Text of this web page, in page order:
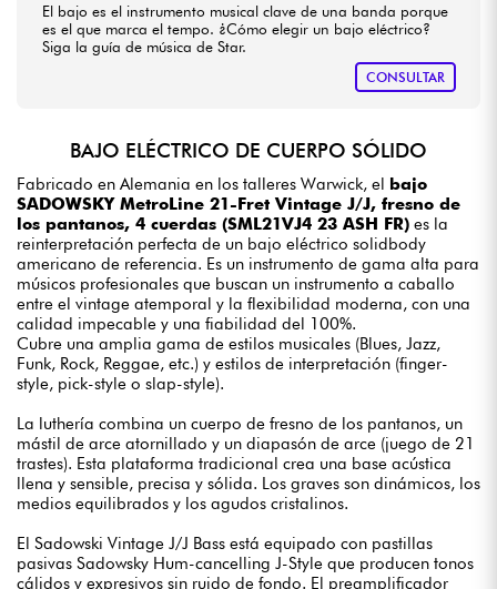
El bajo es el instrumento musical clave de una banda porque
es el que marca el tempo. ¿Cómo elegir un bajo eléctrico?
Siga la guía de música de Star.
CONSULTAR
BAJO ELÉCTRICO DE CUERPO SÓLIDO
Fabricado en Alemania en los talleres Warwick, el bajo
SADOWSKY MetroLine 21-Fret Vintage J/J, fresno de
los pantanos, 4 cuerdas (SML21VJ4 23 ASH FR) es la
reinterpretación perfecta de un bajo eléctrico solidbody
americano de referencia. Es un instrumento de gama alta para
músicos profesionales que buscan un instrumento a caballo
entre el vintage atemporal y la flexibilidad moderna, con una
calidad impecable y una fiabilidad del 100%.
Cubre una amplia gama de estilos musicales (Blues, Jazz,
Funk, Rock, Reggae, etc.) y estilos de interpretación (finger-
style, pick-style o slap-style).
La luthería combina un cuerpo de fresno de los pantanos, un
mástil de arce atornillado y un diapasón de arce (juego de 21
trastes). Esta plataforma tradicional crea una base acústica
llena y sensible, precisa y sólida. Los graves son dinámicos, los
medios equilibrados y los agudos cristalinos.
El Sadowski Vintage J/J Bass está equipado con pastillas
pasivas Sadowsky Hum-cancelling J-Style que producen tonos
cálidos y expresivos sin ruido de fondo. El preamplificador